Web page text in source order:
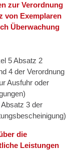
zur Verordnung
von Exemplaren
Überwachung
5 Absatz 2
4 der Verordnung
Ausfuhr oder
3 der
die
Leistungen